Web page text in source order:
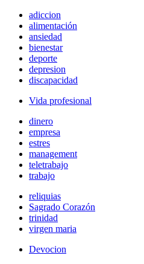
adiccion
alimentación
ansiedad
bienestar
deporte
depresion
discapacidad
Vida profesional
dinero
empresa
estres
management
teletrabajo
trabajo
reliquias
Sagrado Corazón
trinidad
virgen maria
Devocion